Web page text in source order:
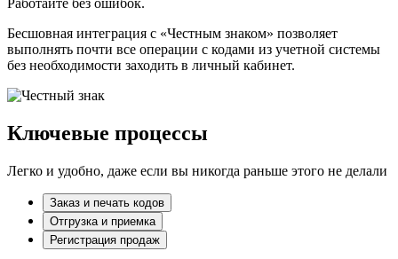
Работайте без ошибок.
Бесшовная интеграция с «Честным знаком» позволяет
выполнять почти все операции с кодами из учетной системы
без необходимости заходить в личный кабинет.
Ключевые процессы
Легко и удобно, даже если вы никогда раньше этого не делали
Заказ и печать кодов
Отгрузка и приемка
Регистрация продаж